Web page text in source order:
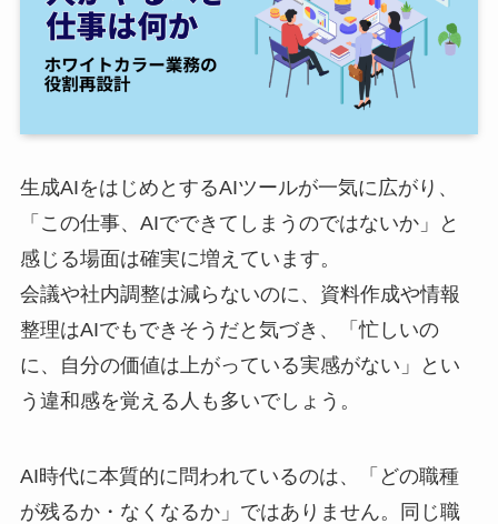
生成AIをはじめとするAIツールが一気に広がり、
「この仕事、AIでできてしまうのではないか」と
感じる場面は確実に増えています。
会議や社内調整は減らないのに、資料作成や情報
整理はAIでもできそうだと気づき、「忙しいの
に、自分の価値は上がっている実感がない」とい
う違和感を覚える人も多いでしょう。
AI時代に本質的に問われているのは、「どの職種
が残るか・なくなるか」ではありません。同じ職